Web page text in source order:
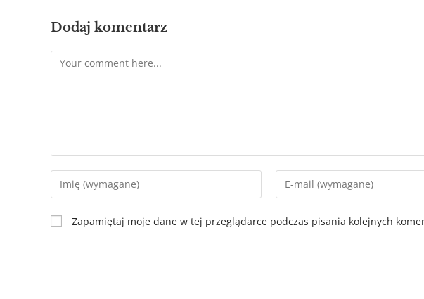
Dodaj komentarz
Zapamiętaj moje dane w tej przeglądarce podczas pisania kolejnych